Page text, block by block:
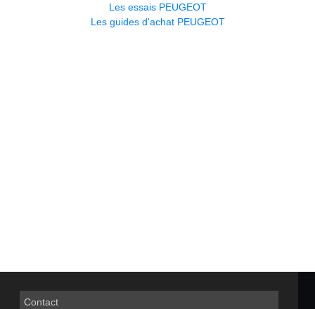
Les essais PEUGEOT
Les guides d'achat PEUGEOT
Contact